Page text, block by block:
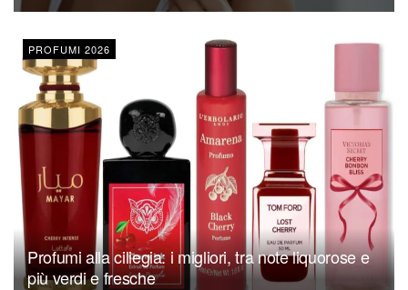
PROFUMI 2026
Profumi alla ciliegia: i migliori, tra note liquorose e
più verdi e fresche